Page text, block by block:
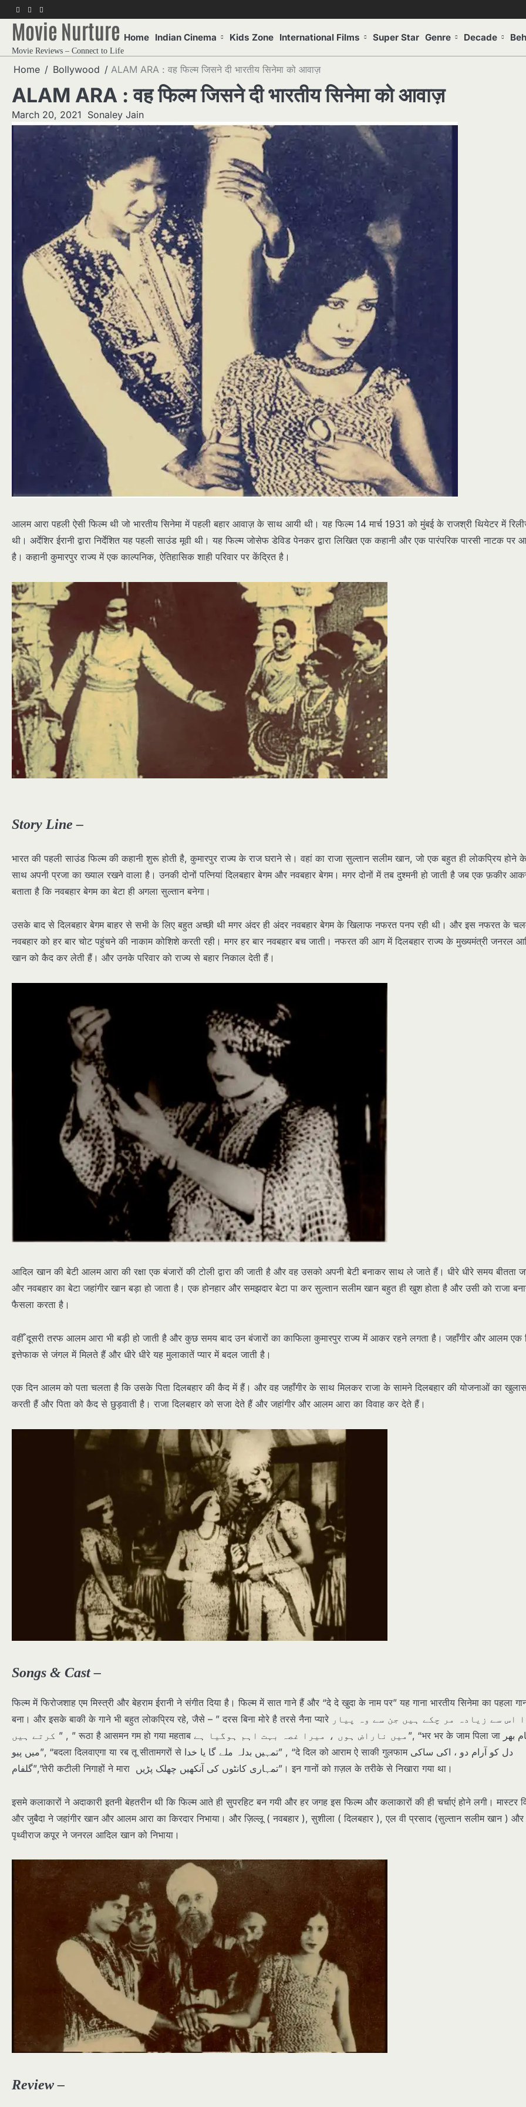
Skip
to
content
f twitterpinterest
Movie Nurture
Movie Reviews – Connect to Life
Home Indian Cinema Kids Zone International Films Super Star Genre Decade
Home
Bollywood ALAM ARA : वह फिल्म जिसने दी भारतीय सिनेमा को आवाज़
ALAM ARA : वह फिल्म जिसने दी भारतीय सिनेमा को आवाज़
March 20, 2021 Sonaley Jain
आलम आरा पहली ऐसी फिल्म थी जो भारतीय सिनेमा में पहली बहार आवाज़ के साथ आयी थी। यह फिल्म 14 मार्च 1931 को मुंबई के राजश्री थियेटर में
थी। अर्देशिर ईरानी द्वारा निर्देशित यह पहली साउंड मूवी थी। यह फिल्म जोसेफ डेविड पेनकर द्वारा लिखित एक कहानी और एक पारंपरिक पारसी नाटक पर
है। कहानी कुमारपुर राज्य में एक काल्पनिक, ऐतिहासिक शाही परिवार पर केंद्रित है।
Story Line –
भारत की पहली साउंड फिल्म की कहानी शुरू होती है, कुमारपुर राज्य के राज घराने से। वहां का राजा सुल्तान सलीम खान, जो एक बहुत ही लोकप्रिय होने
साथ अपनी प्रजा का ख्याल रखने वाला है। उनकी दोनों पत्नियां दिलबहार बेगम और नवबहार बेगम। मगर दोनों में तब दुश्मनी हो जाती है जब एक फ़कीर
बताता है कि नवबहार बेगम का बेटा ही अगला सुल्तान बनेगा।
उसके बाद से दिलबहार बेगम बाहर से सभी के लिए बहुत अच्छी थी मगर अंदर ही अंदर नवबहार बेगम के खिलाफ नफरत पनप रही थी। और इस नफरत के
नवबहार को हर बार चोट पहुंचने की नाकाम कोशिशे करती रही। मगर हर बार नवबहार बच जाती। नफरत की आग में दिलबहार राज्य के मुख्यमंत्री जनरल
खान को कैद कर लेती हैं। और उनके परिवार को राज्य से बहार निकाल देती हैं।
आदिल खान की बेटी आलम आरा की रक्षा एक बंजारों की टोली द्वारा की जाती है और वह उसको अपनी बेटी बनाकर साथ ले जाते हैं। धीरे धीरे समय बीतता
और नवबहार का बेटा जहांगीर खान बड़ा हो जाता है। एक होनहार और समझदार बेटा पा कर सुल्तान सलीम खान बहुत ही खुश होता है और उसी को राजा
फैसला करता है।
वहीँ दूसरी तरफ आलम आरा भी बड़ी हो जाती है और कुछ समय बाद उन बंजारों का काफिला कुमारपुर राज्य में आकर रहने लगता है। जहाँगीर और आलम एक
इत्तेफाक से जंगल में मिलते हैं और धीरे धीरे यह मुलाकातें प्यार में बदल जाती है।
एक दिन आलम को पता चलता है कि उसके पिता दिलबहार की कैद में हैं। और वह जहाँगीर के साथ मिलकर राजा के सामने दिलबहार की योजनाओं का
करती हैं और पिता को कैद से छुड़वाती है। राजा दिलबहार को सजा देते हैं और जहांगीर और आलम आरा का विवाह कर देते हैं।
Songs & Cast –
फिल्म में फिरोजशाह एम मिस्त्री और बेहराम ईरानी ने संगीत दिया है। फिल्म में सात गाने हैं और “दे दे खुदा के नाम पर” यह गाना भारतीय सिनेमा का पहला
बना। और इसके बाकी के गाने भी बहुत लोकप्रिय रहे, जैसे – ” दरस बिना मोरे है तरसे नैना प्यारे دارا اس سے زیادہ مر چکے ہیں جن سے وہ پیار
کرتے ہیں ” , ” रूठा है आसमन गम हो गया महताब میں ناراض ہوں ، میرا غصہ بہت اہم ہوگیا ہے”, “भर भर के जाम पिला जा جام بھر
میں پیو”, “बदला दिलवाएगा या रब तू सीतामगरों से تمہیں بدلہ ملے گا یا خدا” , “दे दिल को आराम ऐ साकी गुलफाम دل کو آرام دو ، اکی ساکی
گلفام”,”तेरी कटीली निगाहों ने मारा تمہاری کانٹوں کی آنکھیں چھلک پڑیں”। इन गानों को ग़ज़ल के तरीके से निखारा गया था।
इसमे कलाकारों ने अदाकारी इतनी बेहतरीन थी कि फिल्म आते ही सुपरहिट बन गयी और हर जगह इस फिल्म और कलाकारों की ही चर्चाएं होने लगी। मास्टर
और जुबैदा ने जहांगीर खान और आलम आरा का किरदार निभाया। और ज़िल्लू ( नवबहार ), सुशीला ( दिलबहार ), एल वी प्रसाद (सुल्तान सलीम खान ) और
पृथ्वीराज कपूर ने जनरल आदिल खान को निभाया।
Review –